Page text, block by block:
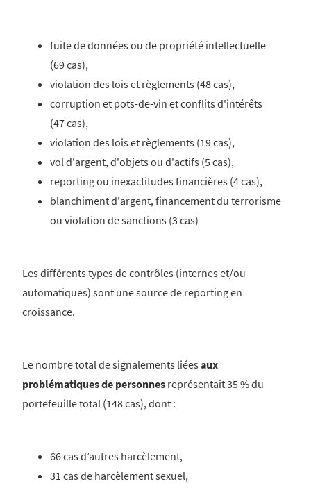
fuite de données ou de propriété intellectuelle
(69 cas),
violation des lois et règlements (48 cas),
corruption et pots-de-vin et conflits d'intérêts
(47 cas),
violation des lois et règlements (19 cas),
vol d'argent, d'objets ou d'actifs (5 cas),
reporting ou inexactitudes financières (4 cas),
blanchiment d'argent, financement du terrorisme
ou violation de sanctions (3 cas)
Les différents types de contrôles (internes et/ou
automatiques) sont une source de reporting en
croissance.
Le nombre total de signalements liéesaux
problématiques de personnes représentait 35 % du
portefeuille total (148 cas), dont :
66 cas d’autres harcèlement,
31 cas de harcèlement sexuel,